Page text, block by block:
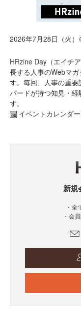
2026年7月28日（火）
HRzine Day（エイチ
長する人事のWebマ
す。毎回、人事の重
パードが持つ知見・
す。
イベントカレンダ
新規
・
・会